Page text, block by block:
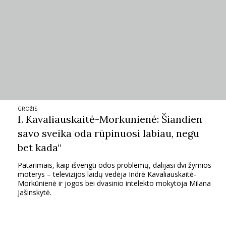
GROŽIS
I. Kavaliauskaitė-Morkūnienė: Šiandien
savo sveika oda rūpinuosi labiau, negu
bet kada“
Patarimais, kaip išvengti odos problemų, dalijasi dvi žymios
moterys – televizijos laidų vedėja Indrė Kavaliauskaitė-
Morkūnienė ir jogos bei dvasinio intelekto mokytoja Milana
Jašinskytė.